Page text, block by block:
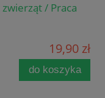
/ Praca
19,90 zł
do koszyka